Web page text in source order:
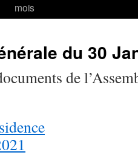
mois
du 30
de